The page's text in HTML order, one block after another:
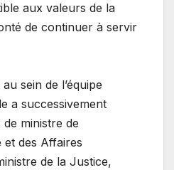
aux valeurs de la
de continuer à servir
sein de l’équipe
a successivement
ministre de
et des Affaires
de la Justice,